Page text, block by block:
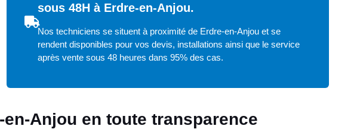
sous 48H à Erdre-en-Anjou.
Nos techniciens se situent à proximité de Erdre-en-Anjou et se
rendent disponibles pour vos devis, installations ainsi que le service
après vente sous 48 heures dans 95% des cas.
Anjou en toute transparence